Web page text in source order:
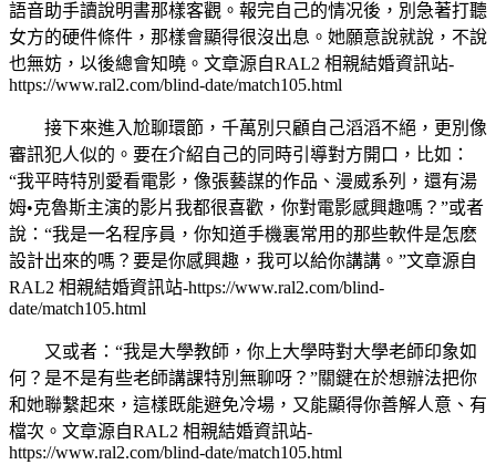
語音助手讀說明書那樣客觀。報完自己的情况後，別急著打聽
女方的硬件條件，那樣會顯得很沒出息。她願意說就說，不說
也無妨，以後總會知曉。 文章源自RAL2 相親結婚資訊站-
https://www.ral2.com/blind-date/match105.html
接下來進入尬聊環節，千萬別只顧自己滔滔不絕，更別像
審訊犯人似的。要在介紹自己的同時引導對方開口，比如：
“我平時特別愛看電影，像張藝謀的作品、漫威系列，還有湯
姆•克魯斯主演的影片我都很喜歡，你對電影感興趣嗎？”或者
說：“我是一名程序員，你知道手機裏常用的那些軟件是怎麽
設計出來的嗎？要是你感興趣，我可以給你講講。”文章源自
RAL2 相親結婚資訊站-https://www.ral2.com/blind-
date/match105.html
又或者：“我是大學教師，你上大學時對大學老師印象如
何？是不是有些老師講課特別無聊呀？”關鍵在於想辦法把你
和她聯繫起來，這樣既能避免冷場，又能顯得你善解人意、有
檔次。 文章源自RAL2 相親結婚資訊站-
https://www.ral2.com/blind-date/match105.html